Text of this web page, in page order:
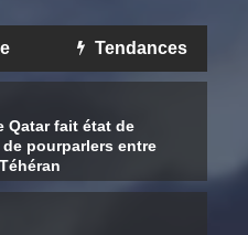
salue l’investissement de
de dollars de Cascade,
le Qatar
Tendances
Qatar fait état de
pourparlers entre